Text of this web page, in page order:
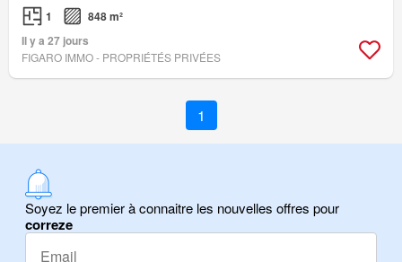
1
848 m²
Il y a 27 jours
FIGARO IMMO - PROPRIÉTÉS PRIVÉES
1
Soyez le premier à connaitre les nouvelles offres pour
correze